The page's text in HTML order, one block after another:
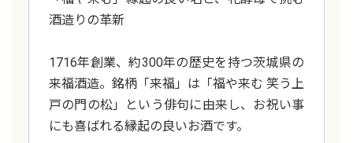
酒造りの革新
1716年創業、約300年の歴史を持つ茨城県の
来福酒造。銘柄「来福」は「福や来む 笑う上
戸の門の松」という俳句に由来し、お祝い事
にも喜ばれる縁起の良いお酒です。